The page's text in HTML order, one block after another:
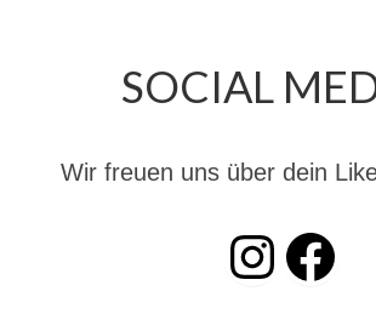
Christkindwiegen 2023
Christkindwiegen 2021
Christkindwiegen 2018
SOCIAL
Wir freuen uns über dein
INSTAGRAM Facebook